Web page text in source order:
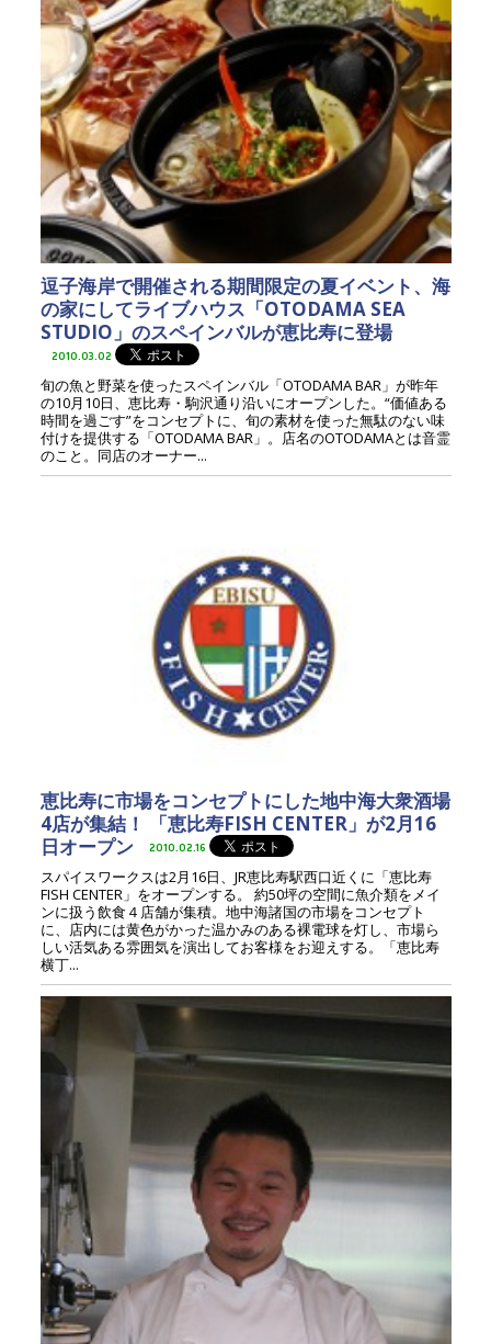
逗子海岸で開催される期間限定の夏イベント、海
の家にしてライブハウス「OTODAMA SEA
STUDIO」のスペインバルが恵比寿に登場
2010.03.02
旬の魚と野菜を使ったスペインバル「OTODAMA BAR」が昨年
の10月10日、恵比寿・駒沢通り沿いにオープンした。“価値ある
時間を過ごす”をコンセプトに、旬の素材を使った無駄のない味
付けを提供する「OTODAMA BAR」。店名のOTODAMAとは音霊
のこと。同店のオーナー...
恵比寿に市場をコンセプトにした地中海大衆酒場
4店が集結！ 「恵比寿FISH CENTER」が2月16
日オープン
2010.02.16
スパイスワークスは2月16日、JR恵比寿駅西口近くに「恵比寿
FISH CENTER」をオープンする。 約50坪の空間に魚介類をメイ
ンに扱う飲食４店舗が集積。地中海諸国の市場をコンセプト
に、店内には黄色がかった温かみのある裸電球を灯し、市場ら
しい活気ある雰囲気を演出してお客様をお迎えする。「恵比寿
横丁...